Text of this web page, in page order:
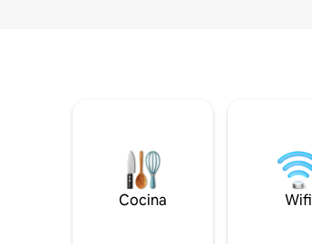
Cocina Wifi